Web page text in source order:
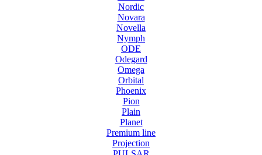
Nordic
Novara
Novella
Nymph
ODE
Odegard
Omega
Orbital
Phoenix
Pion
Plain
Planet
Premium line
Projection